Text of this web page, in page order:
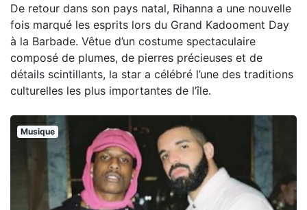
De retour dans son pays natal, Rihanna a une nouvelle
fois marqué les esprits lors du Grand Kadooment Day
à la Barbade. Vêtue d’un costume spectaculaire
composé de plumes, de pierres précieuses et de
détails scintillants, la star a célébré l’une des traditions
culturelles les plus importantes de l’île.
Musique